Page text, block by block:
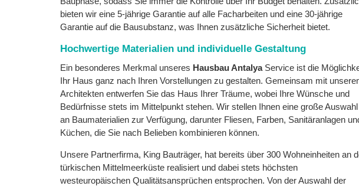
bieten wir eine 5-jährige Garantie auf alle Facharbeiten und eine 30-jährige
Garantie auf die Bausubstanz, was Ihnen zusätzliche Sicherheit bietet.
Hochwertige Materialien und individuelle Gestaltung
Ein besonderes Merkmal unseres Hausbau AntalyaService ist die
Ihr Haus ganz nach Ihren Vorstellungen zu gestalten. Gemeinsam mit
Architekten entwerfen Sie das Haus Ihrer Träume, wobei Ihre Wünsche und
Bedürfnisse stets im Mittelpunkt stehen. Wir stellen Ihnen eine große Auswahl
an Baumaterialien zur Verfügung, darunter Fliesen, Farben, Sanitäranlagen
Küchen, die Sie nach Belieben kombinieren können.
Unsere Partnerfirma, King Bauträger, hat bereits über 300 Wohneinheiten an
türkischen Mittelmeerküste realisiert und dabei stets höchsten
westeuropäischen Qualitätsansprüchen entsprochen. Von der Auswahl der